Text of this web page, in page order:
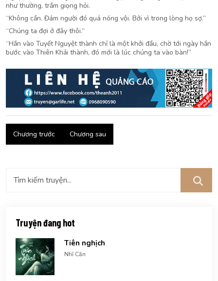
như thường, trầm giọng hỏi.
“Không cần. Đám người đó quá nóng vội. Bởi vì trong lòng họ sợ.”
“Chúng ta đợi ở đây thôi.”
“Hắn vào Tuyết Nguyệt thành chỉ là một khởi đầu, chờ tới ngày hắn
bước vào Thiên Khải thành, đó mới là lúc chúng ta vào bàn!”
Chương trước Chương sau
Truyện đang hot
Tiên nghịch
Nhĩ Căn